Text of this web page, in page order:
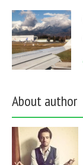
About author